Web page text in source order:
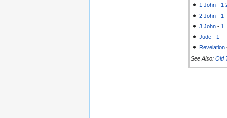
1 John - 1
2 John - 1
3 John - 1
Jude - 1
Revelation
See Also: Old